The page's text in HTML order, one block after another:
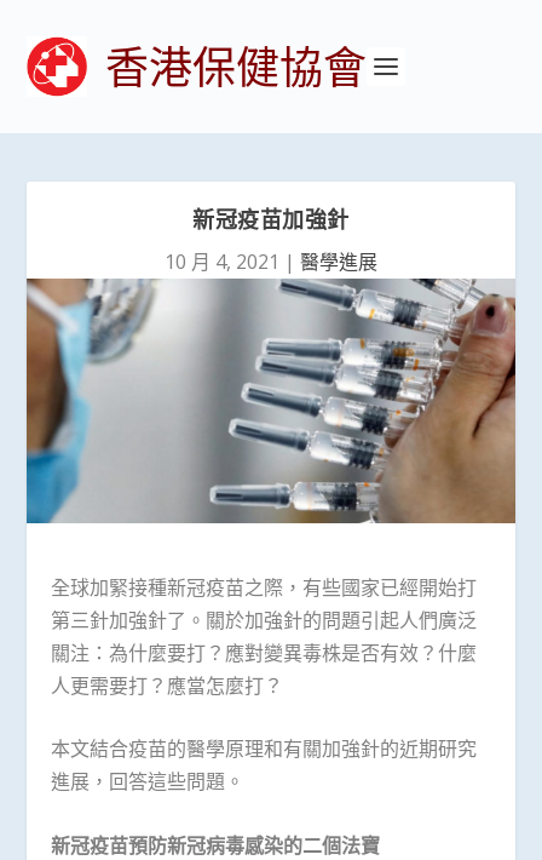
香港保健協會
新冠疫苗加強針
10 月 4, 2021 | 醫學進展
全球加緊接種新冠疫苗之際，有些國家已經開始打
第三針加強針了。關於加強針的問題引起人們廣泛
關注：為什麼要打？應對變異毒株是否有效？什麼
人更需要打？應當怎麼打？
本文結合疫苗的醫學原理和有關加強針的近期研究
進展，回答這些問題。
新冠疫苗預防新冠病毒感染的二個法寶